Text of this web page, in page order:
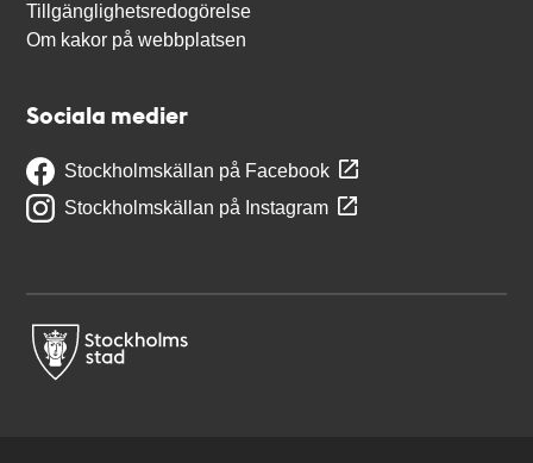
Tillgänglighetsredogörelse
Om kakor på webbplatsen
Sociala medier
Stockholmskällan på Facebook
Stockholmskällan på Instagram